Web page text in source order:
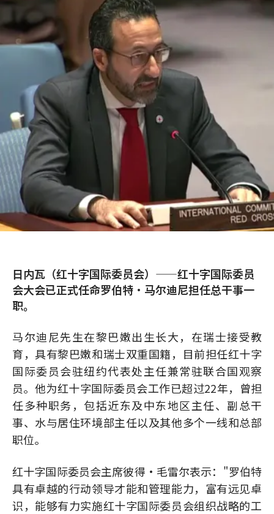
日内瓦（红十字国际委员会）——红十字国际委员
会大会已正式任命罗伯特·马尔迪尼担任总干事一
职。
马尔迪尼先生在黎巴嫩出生长大，在瑞士接受教
育，具有黎巴嫩和瑞士双重国籍，目前担任红十字
国际委员会驻纽约代表处主任兼常驻联合国观察
员。他为红十字国际委员会工作已超过22年，曾担
任多种职务，包括近东及中东地区主任、副总干
事、水与居住环境部主任以及其他多个一线和总部
职位。
红十字国际委员会主席彼得·毛雷尔表示："罗伯特
具有卓越的行动领导才能和管理能力，富有远见卓
识，能够有力实施红十字国际委员会组织战略的工